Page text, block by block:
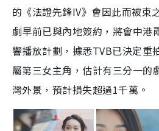
的《法證先鋒IV》會因此而被束
劇早前已與內地簽約，將會中港
響播放計劃，據悉TVB已決定重
屬第三女主角，估計有三分一的
灣外景，預計損失超過1千萬。